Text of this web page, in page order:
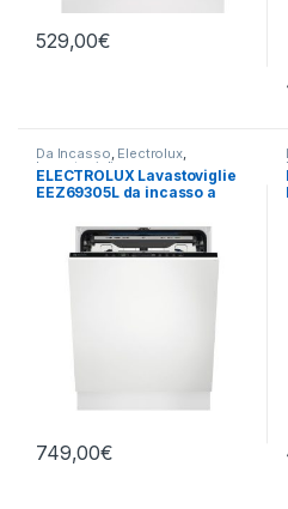
529,00€
Da Incasso, Electrolux,
Lavastoviglie
ELECTROLUX Lavastoviglie
EEZ69305L da incasso a
749,00€